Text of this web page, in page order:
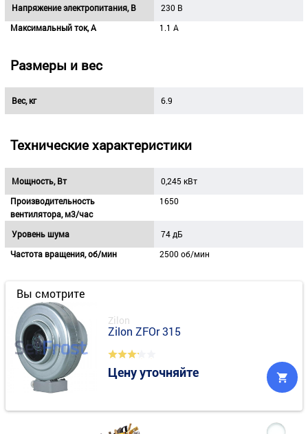
Напряжение электропитания, В
230 B
Максимальный ток, А
1.1 А
Размеры и вес
Вес, кг 6.9
Технические характеристики
Мощность, Вт
0,245 кВт
Производительность
вентилятора, м3/час
1650
Уровень шума
74 дБ
Частота вращения, об/мин
2500 об/мин
Вы смотрите
Zilon
Zilon ZFOr 315
Цену уточняйте